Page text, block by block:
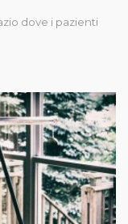
dove i pazienti